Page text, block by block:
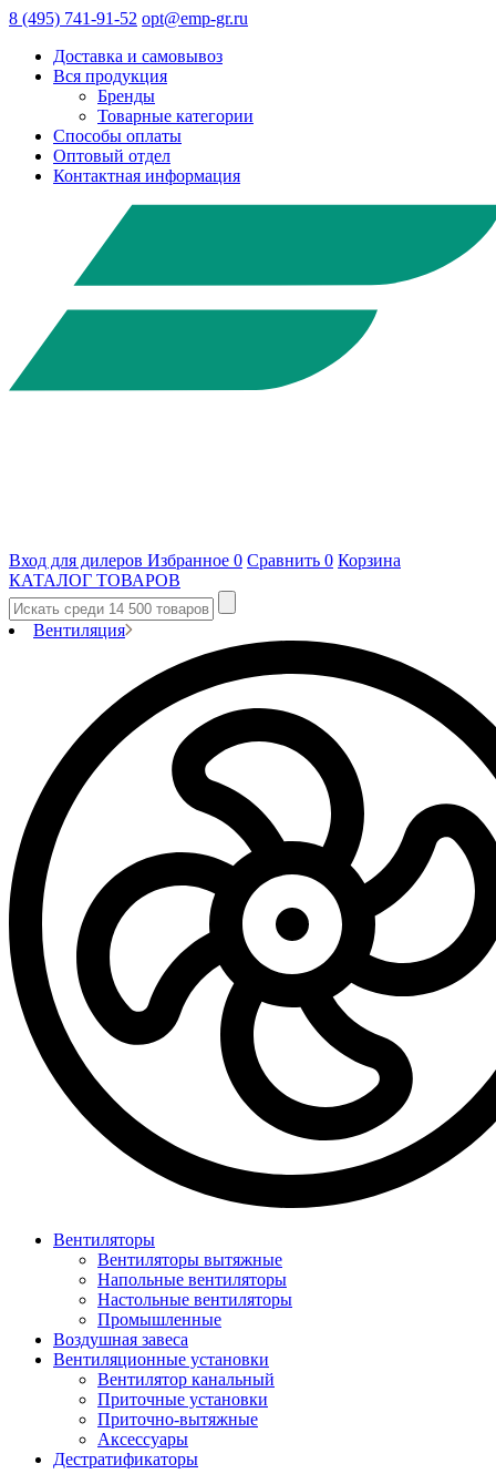
8 (495) 741-91-52 opt@emp-gr.ru
Доставка и самовывоз
Вся продукция
Бренды
Товарные категории
Способы оплаты
Оптовый отдел
Контактная информация
Вход для дилеров Избранное 0 Сравнить 0 Корзина
КАТАЛОГ ТОВАРОВ
Вентиляция
Вентиляторы
Вентиляторы вытяжные
Напольные вентиляторы
Настольные вентиляторы
Промышленные
Воздушная завеса
Вентиляционные установки
Вентилятор канальный
Приточные установки
Приточно-вытяжные
Аксессуары
Дестратификаторы